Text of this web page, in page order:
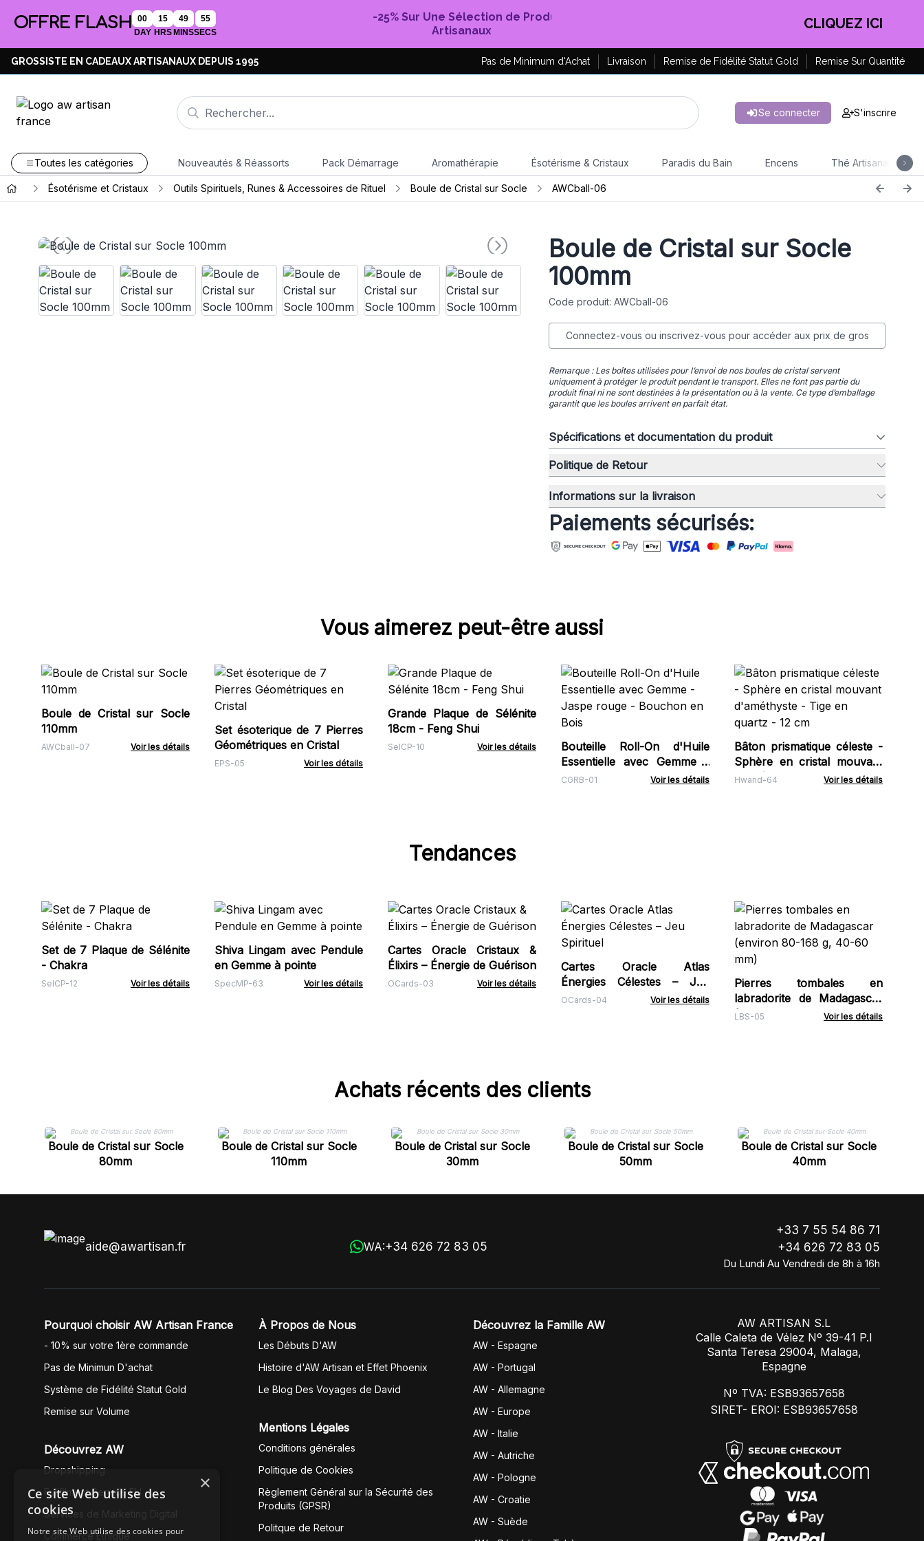
OFFRE FLASH
00
DAY
15
HRS
49
MINS
54
SECS
-25% Sur Une Sélection de Produits
Artisanaux
EN PROFITER !
GROSSISTE EN CADEAUX ARTISANAUX DEPUIS 1995 Pas de Minimum d'Achat Livraison Remise de Fidélité Statut Gold Remise Sur Quantité
Se connecter S'inscrire
Toutes les catégories Nouveautés & Réassorts Pack Démarrage Aromathérapie Ésotérisme & Cristaux Paradis du Bain Encens Thé Artisanal
Ésotérisme et Cristaux Outils Spirituels, Runes & Accessoires de Rituel Boule de Cristal sur Socle AWCball-06
Boule de Cristal sur Socle
100mm
Code produit: AWCball-06
Connectez-vous ou inscrivez-vous pour accéder aux prix de gros
Remarque : Les boîtes utilisées pour l’envoi de nos boules de cristal servent
uniquement à protéger le produit pendant le transport. Elles ne font pas partie du
produit final ni ne sont destinées à la présentation ou à la vente. Ce type d’emballage
garantit que les boules arrivent en parfait état.
Spécifications et documentation du produit
Politique de Retour
Informations sur la livraison
Paiements sécurisés:
Vous aimerez peut-être aussi
Boule de Cristal sur Socle
110mm
AWCball-07 Voir les détails
Set ésoterique de 7 Pierres
Géométriques en Cristal
EPS-05 Voir les détails
Grande Plaque de Sélénite
18cm - Feng Shui
SelCP-10 Voir les détails
Bouteille Roll-On d'Huile
Essentielle avec Gemme -
Jaspe rouge - Bouchon en
CGRB-01 Voir les détails
Bâton prismatique céleste -
Sphère en cristal mouvant
d'améthyste - Tige en
Hwand-64 Voir les détails
Tendances
Set de 7 Plaque de Sélénite
- Chakra
SelCP-12 Voir les détails
Shiva Lingam avec Pendule
en Gemme à pointe
SpecMP-63 Voir les détails
Cartes Oracle Cristaux &
Élixirs – Énergie de Guérison
OCards-03 Voir les détails
Cartes Oracle Atlas
Énergies Célestes – Jeu
Spirituel
OCards-04 Voir les détails
Pierres tombales en
labradorite de Madagascar
(environ 80-168 g, 40-60
LBS-05 Voir les détails
Achats récents des clients
Boule de Cristal sur Socle
80mm
Boule de Cristal sur Socle
110mm
Boule de Cristal sur Socle
30mm
Boule de Cristal sur Socle
50mm
Boule de Cristal sur Socle
40mm
aide@awartisan.fr WA:+34 626 72 83 05
+33 7 55 54 86 71
+34 626 72 83 05
Du Lundi Au Vendredi de 8h à 16h
Pourquoi choisir AW Artisan France
- 10% sur votre 1ère commande
Pas de Minimun D'achat
Système de Fidélité Statut Gold
Remise sur Volume
Découvrez AW
Dropshipping
Fullfilment Service EU
Services de Marketing Digital
Commerce Éthique
À Propos de Nous
Les Débuts D'AW
Histoire d'AW Artisan et Effet Phoenix
Le Blog Des Voyages de David
Mentions Légales
Conditions générales
Politique de Cookies
Règlement Général sur la Sécurité des
Produits (GPSR)
Politque de Retour
Découvrez la Famille AW
AW - Espagne
AW - Portugal
AW - Allemagne
AW - Europe
AW - Italie
AW - Autriche
AW - Pologne
AW - Croatie
AW - Suède
AW ARTISAN S.L
Calle Caleta de Vélez Nº 39-41 P.I
Santa Teresa 29004, Malaga,
Espagne
Nº TVA: ESB93657658
SIRET- EROI: ESB93657658
×
Ce site Web utilise des
cookies
Notre site Web utilise des cookies pour